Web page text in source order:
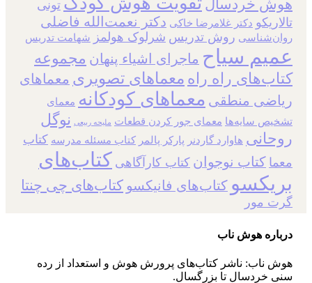
هوش خردسال
تونی
تالاریکو دکتر غلامرضا خاکی دکتر نعمت‌الله فاضلی
روان‌شناسی روش تدریس شرلوک هولمز شهامت تدریس
عمیم سیاح ماجرای اشیاء پنهان مجموعه
کتاب‌های راه راه معماهای تصویری معماهای
ریاضی منطقی معماهای کودکانه معمای
تشخیص سایه‌ها معمای جور کردن قطعات ملیحه ربیعی
نوگل
روحانی هاوارد گاردنر پارکر پالمر کتاب مسئله مدرسه کتاب
معما کتاب نوجوان کتاب کارآگاهی کتاب‌های
بریکسو کتاب‌های فانیکسو کتاب‌های چی چنتا
گرت مور
درباره هوش ناب
هوش ناب: ناشر کتاب‌های پرورش هوش و استعداد از رده
سنی خردسال تا بزرگسال.